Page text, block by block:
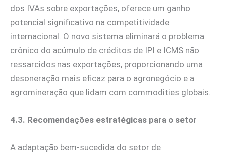
dos IVAs sobre exportações, oferece um ganho
potencial significativo na competitividade
internacional. O novo sistema eliminará o problema
crônico do acúmulo de créditos de IPI e ICMS não
ressarcidos nas exportações, proporcionando uma
desoneração mais eficaz para o agronegócio e a
agromineração que lidam com commodities globais.
4.3. Recomendações estratégicas para o setor
A adaptação bem-sucedida do setor de